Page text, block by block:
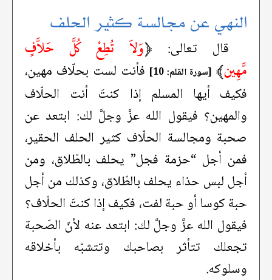
النهي عن مجالسة كثير الحلف
قال تعالى: ﴿وَلاَ تُطِعْ كُلَّ حَلاَّفٍ
مَّهِين﴾ [سورة القلم: 10]
فأنت لست بحلّاف مهين،
فكيف أيها المسلم إذا كنتَ أنت الحلّاف
والمهين؟ فيقول الله عزَّ وجلَّ لك: ابتعد عن
صحبة ومجالسة الحلّاف كثير الحلف الحقير،
فمن أجل “حزمة فجل” يحلف بالطّلاق، ومن
أجل لبس حذاء يحلف بالطّلاق، وكذلك من أجل
حبة كوسا أو حبة لفت، فكيف إذا كنتَ الحلّاف؟
فيقول الله عزَّ وجلَّ لك: ابتعد عنه لأنّ الصّحبة
تجعلك تتأثر بصاحبك وتتشبّه بأخلاقه
وسلوكه.